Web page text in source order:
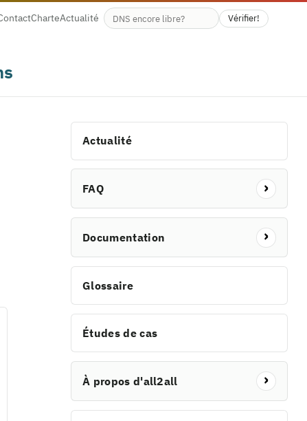
CharteActualité Disponibilité du nom de domaine
Vérifier!
Actualité
FAQ
Documentation
Glossaire
Études de cas
À propos d'all2all